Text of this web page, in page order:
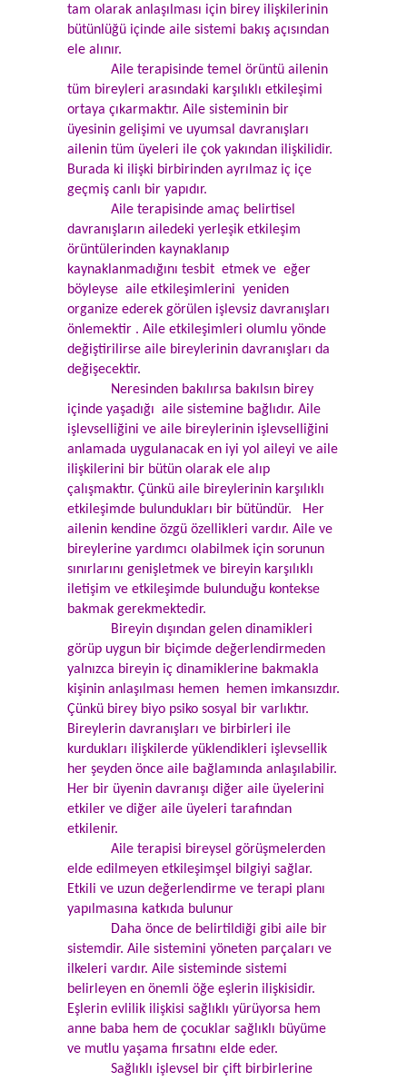
tam olarak anlaşılması için birey ilişkilerinin
bütünlüğü içinde aile sistemi bakış açısından
ele alınır.
Aile terapisinde temel örüntü ailenin
tüm bireyleri arasındaki karşılıklı etkileşimi
ortaya çıkarmaktır. Aile sisteminin bir
üyesinin gelişimi ve uyumsal davranışları
ailenin tüm üyeleri ile çok yakından ilişkilidir.
Burada ki ilişki birbirinden ayrılmaz iç içe
geçmiş canlı bir yapıdır.
Aile terapisinde amaç belirtisel
davranışların ailedeki yerleşik etkileşim
örüntülerinden kaynaklanıp
kaynaklanmadığını tesbit etmek ve eğer
böyleyse aile etkileşimlerini yeniden
organize ederek görülen işlevsiz davranışları
önlemektir . Aile etkileşimleri olumlu yönde
değiştirilirse aile bireylerinin davranışları da
değişecektir.
Neresinden bakılırsa bakılsın birey
içinde yaşadığı aile sistemine bağlıdır. Aile
işlevselliğini ve aile bireylerinin işlevselliğini
anlamada uygulanacak en iyi yol aileyi ve aile
ilişkilerini bir bütün olarak ele alıp
çalışmaktır. Çünkü aile bireylerinin karşılıklı
etkileşimde bulundukları bir bütündür. Her
ailenin kendine özgü özellikleri vardır. Aile ve
bireylerine yardımcı olabilmek için sorunun
sınırlarını genişletmek ve bireyin karşılıklı
iletişim ve etkileşimde bulunduğu kontekse
bakmak gerekmektedir.
Bireyin dışından gelen dinamikleri
görüp uygun bir biçimde değerlendirmeden
yalnızca bireyin iç dinamiklerine bakmakla
kişinin anlaşılması hemen hemen imkansızdır.
Çünkü birey biyo psiko sosyal bir varlıktır.
Bireylerin davranışları ve birbirleri ile
kurdukları ilişkilerde yüklendikleri işlevsellik
her şeyden önce aile bağlamında anlaşılabilir.
Her bir üyenin davranışı diğer aile üyelerini
etkiler ve diğer aile üyeleri tarafından
etkilenir.
Aile terapisi bireysel görüşmelerden
elde edilmeyen etkileşimşel bilgiyi sağlar.
Etkili ve uzun değerlendirme ve terapi planı
yapılmasına katkıda bulunur
Daha önce de belirtildiği gibi aile bir
sistemdir. Aile sistemini yöneten parçaları ve
ilkeleri vardır. Aile sisteminde sistemi
belirleyen en önemli öğe eşlerin ilişkisidir.
Eşlerin evlilik ilişkisi sağlıklı yürüyorsa hem
anne baba hem de çocuklar sağlıklı büyüme
ve mutlu yaşama fırsatını elde eder.
Sağlıklı işlevsel bir çift birbirlerine